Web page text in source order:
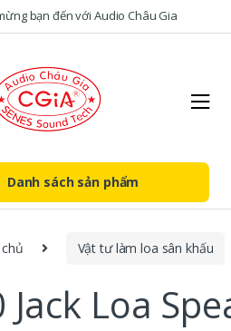
bạn đến với Audio Châu Gia
Danh sách sản phẩm
Vật tư làm loa sân khấu
Jack Loa